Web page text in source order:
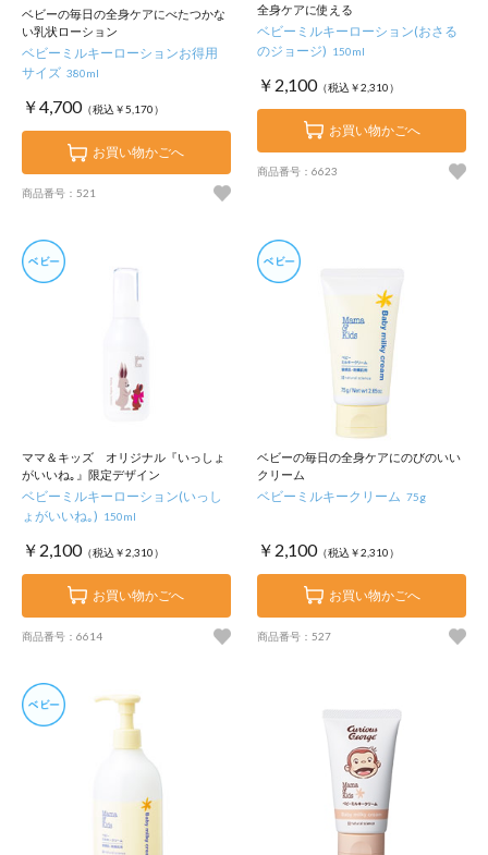
ベビーの毎日の全身ケアにべたつかな
い乳状ローション
ベビーミルキーローションお得用
サイズ 380ml
￥4,700（税込￥5,170）
お買い物かごへ
商品番号：521
全身ケアに使える
ベビーミルキーローション(おさる
のジョージ) 150ml
￥2,100（税込￥2,310）
お買い物かごへ
商品番号：6623
ママ＆キッズ オリジナル『いっしょ
がいいね｡』限定デザイン
ベビーミルキーローション(いっし
ょがいいね｡) 150ml
￥2,100（税込￥2,310）
お買い物かごへ
商品番号：6614
ベビーの毎日の全身ケアにのびのいい
クリーム
ベビーミルキークリーム 75g
￥2,100（税込￥2,310）
お買い物かごへ
商品番号：527